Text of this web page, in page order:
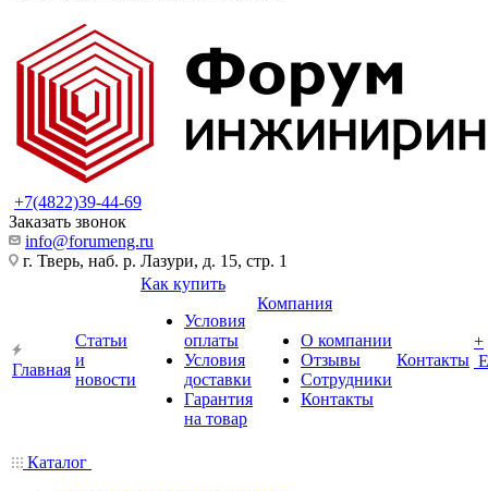
+7(4822)39-44-69
Заказать звонок
info@forumeng.ru
г. Тверь, наб. р. Лазури, д. 15, стр. 1
Главная
Статьи
и
новости
Как купить
Условия
оплаты
Условия
доставки
Гарантия
на товар
Компания
О компании
Отзывы
Сотрудники
Контакты
Контакты
+
Каталог